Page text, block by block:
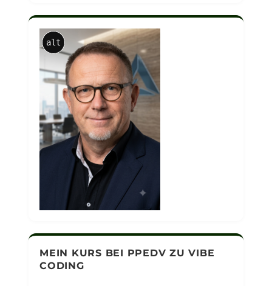
alt
MEIN KURS BEI PPEDV ZU VIBE
CODING